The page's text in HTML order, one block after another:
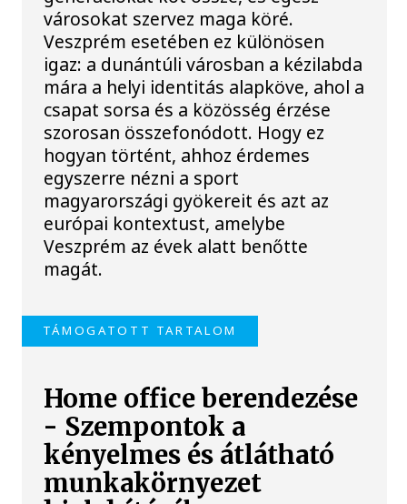
városokat szervez maga köré.
Veszprém esetében ez különösen
igaz: a dunántúli városban a kézilabda
mára a helyi identitás alapköve, ahol a
csapat sorsa és a közösség érzése
szorosan összefonódott. Hogy ez
hogyan történt, ahhoz érdemes
egyszerre nézni a sport
magyarországi gyökereit és azt az
európai kontextust, amelybe
Veszprém az évek alatt benőtte
magát.
TÁMOGATOTT TARTALOM
Home office berendezése
- Szempontok a
kényelmes és átlátható
munkakörnyezet